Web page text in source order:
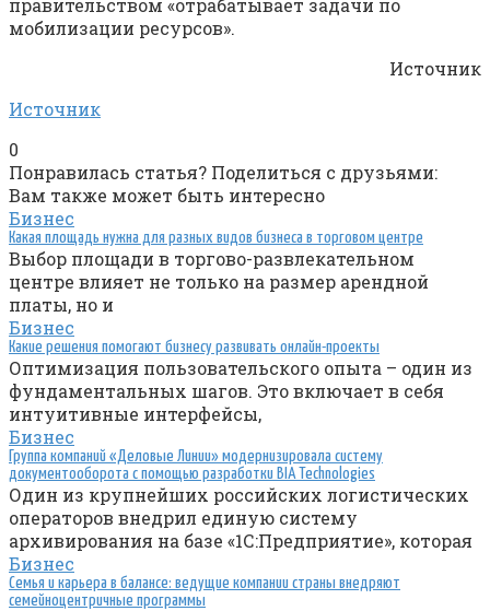
правительством «отрабатывает задачи по
мобилизации ресурсов».
Источник
Источник
0
Понравилась статья? Поделиться с друзьями:
Вам также может быть интересно
Бизнес
Какая площадь нужна для разных видов бизнеса в торговом центре
Выбор площади в торгово-развлекательном
центре влияет не только на размер арендной
платы, но и
Бизнес
Какие решения помогают бизнесу развивать онлайн-проекты
Оптимизация пользовательского опыта – один из
фундаментальных шагов. Это включает в себя
интуитивные интерфейсы,
Бизнес
Группа компаний «Деловые Линии» модернизировала систему
документооборота с помощью разработки BIA Technologies
Один из крупнейших российских логистических
операторов внедрил единую систему
архивирования на базе «1С:Предприятие», которая
Бизнес
Семья и карьера в балансе: ведущие компании страны внедряют
семейноцентричные программы